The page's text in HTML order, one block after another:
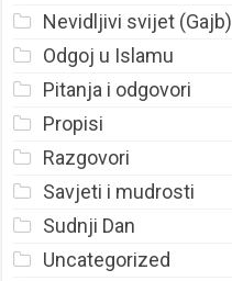
Nevidljivi svijet (Gajb)
Odgoj u Islamu
Pitanja i odgovori
Propisi
Razgovori
Savjeti i mudrosti
Sudnji Dan
Uncategorized